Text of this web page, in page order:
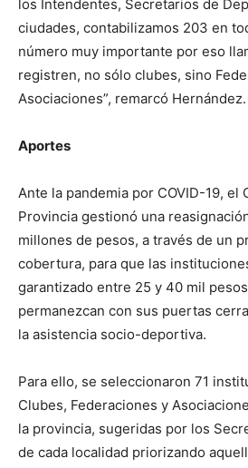
los Intendentes, Secretarios de
ciudades, contabilizamos 203 en
número muy importante por eso
registren, no sólo clubes, sino
Asociaciones”, remarcó Hernández.
Aportes
Ante la pandemia por COVID-19, el
Provincia gestionó una
millones de pesos, a través de un
cobertura, para que las
garantizado entre 25 y 40 mil
permanezcan con sus puertas
la asistencia socio-deportiva.
Para ello, se seleccionaron 71
Clubes, Federaciones y
la provincia, sugeridas por los
de cada localidad priorizando